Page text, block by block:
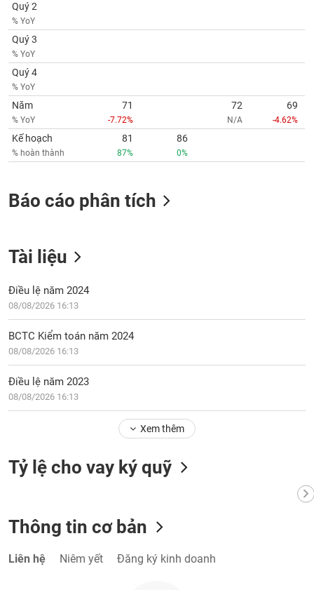
Quý 2
% YoY
Quý 3
% YoY
Quý 4
% YoY
Năm
% YoY
71
-7.72%
72
N/A
69
-4.62%
Kế hoạch
% hoàn thành
81
87%
86
0%
Báo cáo phân tích
Tài liệu
Điều lệ năm 2024
08/08/2026 16:13
BCTC Kiểm toán năm 2024
08/08/2026 16:13
Điều lệ năm 2023
08/08/2026 16:13
Xem thêm
Tỷ lệ cho vay ký quỹ
Thông tin cơ bản
Liên hệ Niêm yết Đăng ký kinh doanh
Lãnh
đạo
(-)
Tất cả
Tin
tức
(-)
của
tác
cáo
phân
tích
(-)
Thuật
ngữ
(-)